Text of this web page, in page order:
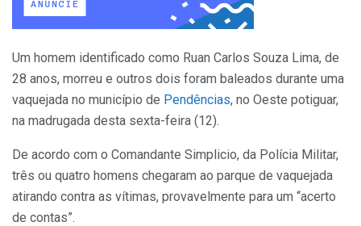
Um homem identificado como Ruan Carlos Souza Lima, de
28 anos, morreu e outros dois foram baleados durante uma
vaquejada no município de Pendências, no Oeste potiguar,
na madrugada desta sexta-feira (12).
De acordo com o Comandante Simplicio, da Polícia Militar,
três ou quatro homens chegaram ao parque de vaquejada
atirando contra as vítimas, provavelmente para um “acerto
de contas”.